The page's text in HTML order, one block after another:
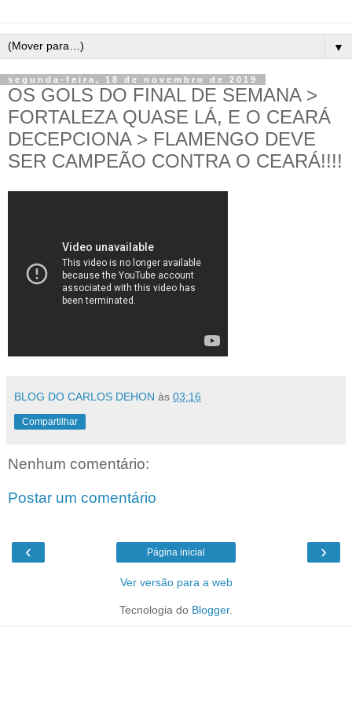
▼
segunda-feira, 18 de novembro de 2019
OS GOLS DO FINAL DE SEMANA >
FORTALEZA QUASE LÁ, E O CEARÁ
DECEPCIONA > FLAMENGO DEVE
SER CAMPEÃO CONTRA O CEARÁ!!!!
BLOG DO CARLOS DEHON às 03:16
Compartilhar
Nenhum comentário:
Postar um comentário
‹ ›
Página inicial
Ver versão para a web
Tecnologia do Blogger.